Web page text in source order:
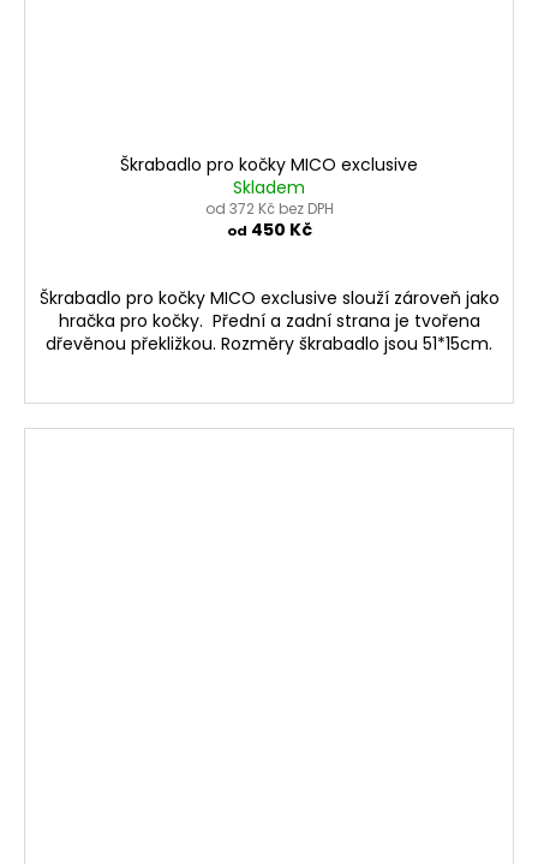
Škrabadlo pro kočky MICO exclusive
Skladem
od 372 Kč bez DPH
od 450 Kč
Škrabadlo pro kočky MICO exclusive slouží zároveň jako
hračka pro kočky. Přední a zadní strana je tvořena
dřevěnou překližkou. Rozměry škrabadlo jsou 51*15cm.